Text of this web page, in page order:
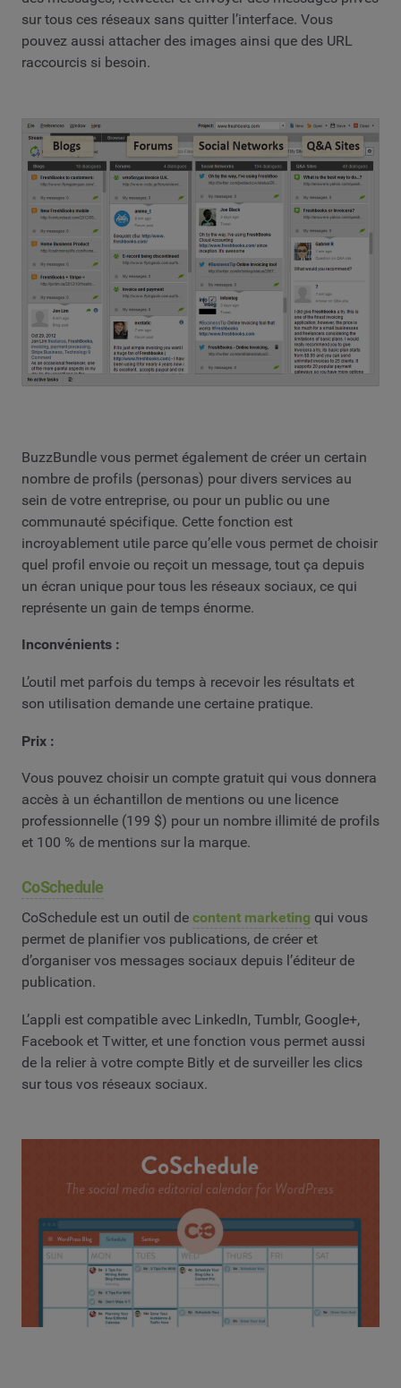
sur tous ces réseaux sans quitter l’interface. Vous
pouvez aussi attacher des images ainsi que des URL
raccourcis si besoin.
BuzzBundle vous permet également de créer un certain
nombre de profils (personas) pour divers services au
sein de votre entreprise, ou pour un public ou une
communauté spécifique. Cette fonction est
incroyablement utile parce qu’elle vous permet de choisir
quel profil envoie ou reçoit un message, tout ça depuis
un écran unique pour tous les réseaux sociaux, ce qui
représente un gain de temps énorme.
Inconvénients :
L’outil met parfois du temps à recevoir les résultats et
son utilisation demande une certaine pratique.
Prix :
Vous pouvez choisir un compte gratuit qui vous donnera
accès à un échantillon de mentions ou une licence
professionnelle (199 $) pour un nombre illimité de profils
et 100 % de mentions sur la marque.
CoSchedule
CoSchedule est un outil de content marketing qui vous
permet de planifier vos publications, de créer et
d’organiser vos messages sociaux depuis l’éditeur de
publication.
L’appli est compatible avec LinkedIn, Tumblr, Google+,
Facebook et Twitter, et une fonction vous permet aussi
de la relier à votre compte Bitly et de surveiller les clics
sur tous vos réseaux sociaux.